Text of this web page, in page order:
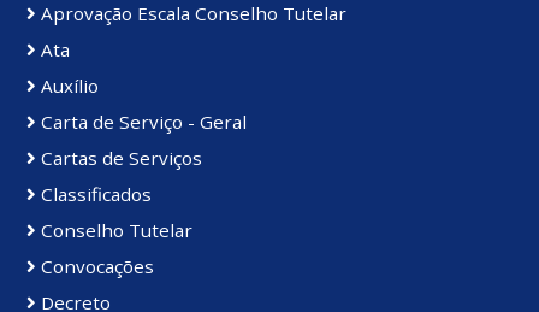
Aprovação Escala Conselho Tutelar
Ata
Auxílio
Carta de Serviço - Geral
Cartas de Serviços
Classificados
Conselho Tutelar
Convocações
Decreto